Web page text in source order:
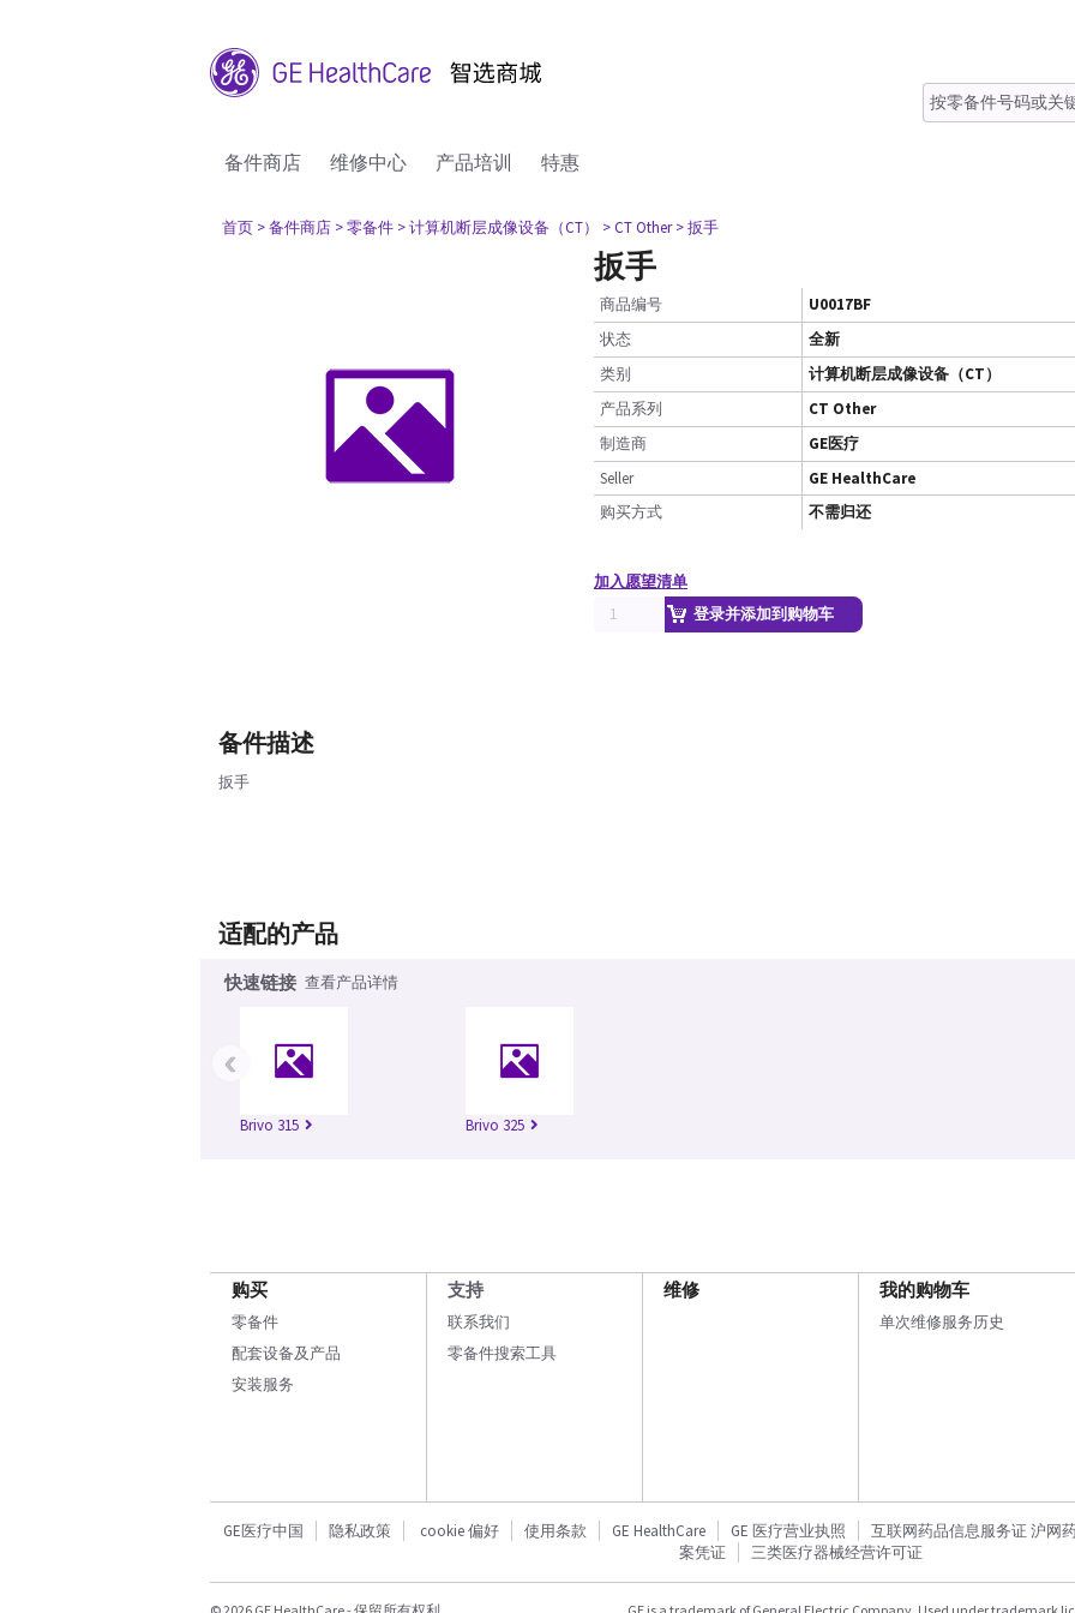
备件商店 维修中心 产品培训 特惠
首页 > 备件商店 > 零备件 > 计算机断层成像设备（CT） > CT Other > 扳手
扳手
商品编号
U0017BF
状态
全新
类别
计算机断层成像设备（CT）
产品系列
CT Other
制造商
GE医疗
Seller
GE HealthCare
购买方式
不需归还
加入愿望清单
登录并添加到购物车
备件描述
扳手
适配的产品
快速链接 查看产品详情
Brivo 315 Brivo 325
‹
购买
零备件
配套设备及产品
安装服务
支持
联系我们
零备件搜索工具
维修 我的购物车
单次维修服务历史
GE医疗中国 隐私政策 cookie 偏好 使用条款 GE HealthCare GE 医疗营业执照
互联网药品信息服务证 沪网
案凭证
三类医疗器械经营许可证